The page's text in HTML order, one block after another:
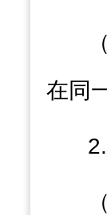
（
在同
2.
（